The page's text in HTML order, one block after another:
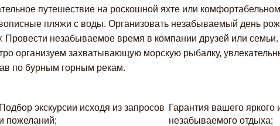
путешествие на роскошной яхте или
пляжи с воды. Организовать незабываемый день
Провести незабываемое время в компании друзей или семьи.
организуем захватывающую морскую рыбалку,
по бурным горным рекам.
Подбор экскурсии исходя из запросов
и пожеланий;
Гарантия вашего яркого
незабываемого отдыха;